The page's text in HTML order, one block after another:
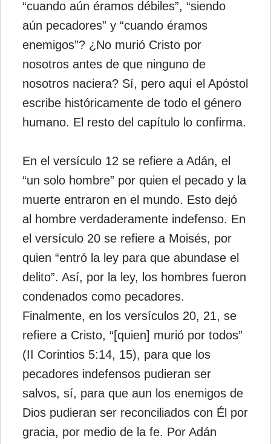
“cuando aún éramos débiles”, “siendo
aún pecadores” y “cuando éramos
enemigos”? ¿No murió Cristo por
nosotros antes de que ninguno de
nosotros naciera? Sí, pero aquí el Apóstol
escribe históricamente de todo el género
humano. El resto del capítulo lo confirma.
En el versículo 12 se refiere a Adán, el
“un solo hombre” por quien el pecado y la
muerte entraron en el mundo. Esto dejó
al hombre verdaderamente indefenso. En
el versículo 20 se refiere a Moisés, por
quien “entró la ley para que abundase el
delito”. Así, por la ley, los hombres fueron
condenados como pecadores.
Finalmente, en los versículos 20, 21, se
refiere a Cristo, “[quien] murió por todos”
(II Corintios 5:14, 15), para que los
pecadores indefensos pudieran ser
salvos, sí, para que aun los enemigos de
Dios pudieran ser reconciliados con Él por
gracia, por medio de la fe. Por Adán